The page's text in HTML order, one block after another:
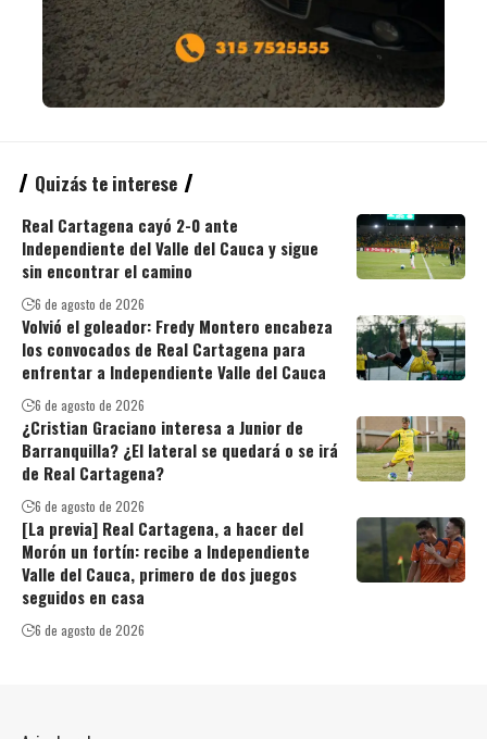
Quizás te interese
Real Cartagena cayó 2-0 ante
Independiente del Valle del Cauca y sigue
sin encontrar el camino
6 de agosto de 2026
Volvió el goleador: Fredy Montero encabeza
los convocados de Real Cartagena para
enfrentar a Independiente Valle del Cauca
6 de agosto de 2026
¿Cristian Graciano interesa a Junior de
Barranquilla? ¿El lateral se quedará o se irá
de Real Cartagena?
6 de agosto de 2026
[La previa] Real Cartagena, a hacer del
Morón un fortín: recibe a Independiente
Valle del Cauca, primero de dos juegos
seguidos en casa
6 de agosto de 2026